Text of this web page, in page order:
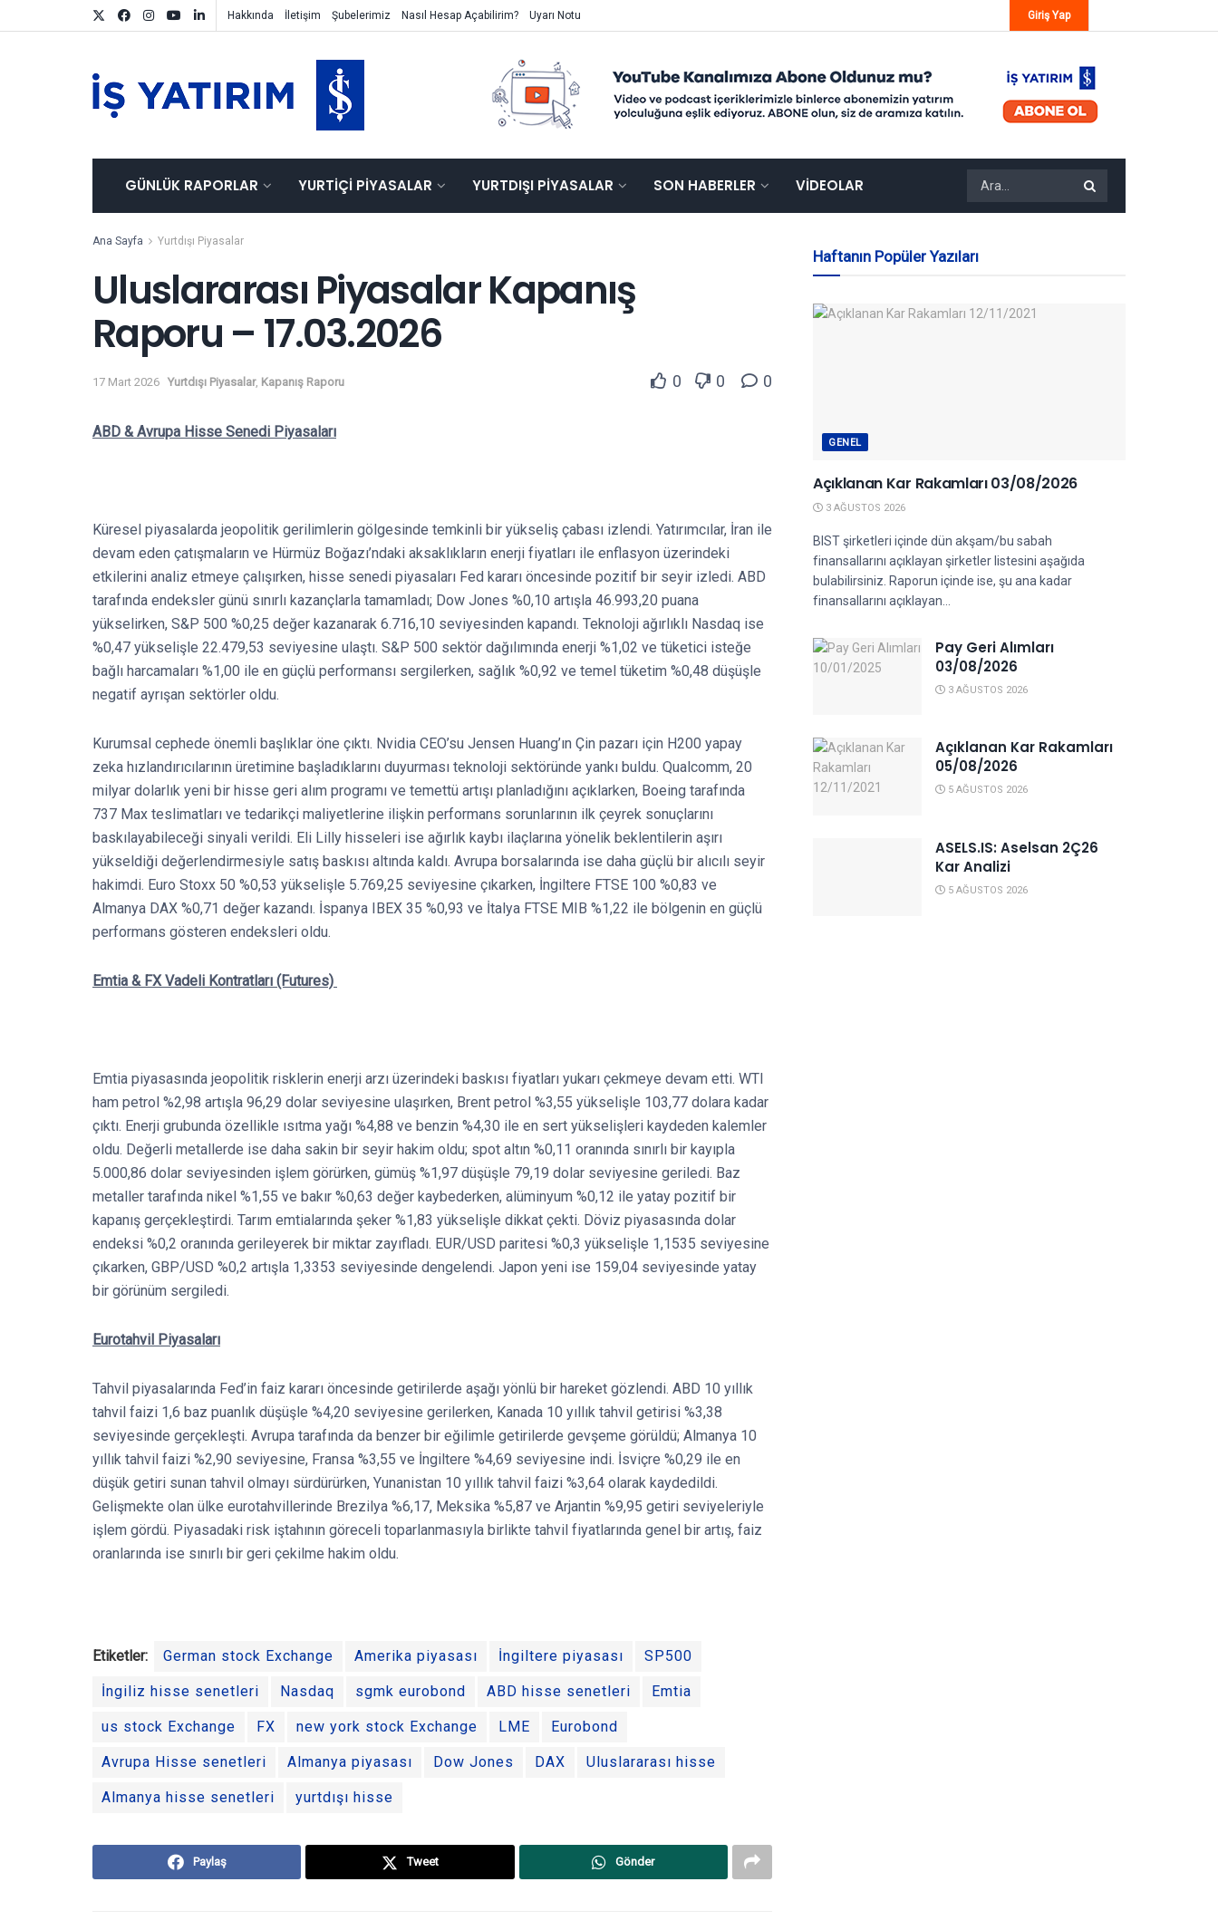
Hakkında İletişim Şubelerimiz Nasıl Hesap Açabilirim? Uyarı Notu Giriş Yap
GÜNLÜK RAPORLAR YURTIÇI PIYASALAR YURTDIŞI PIYASALAR SON HABERLER VIDEOLAR
Ana Sayfa Yurtdışı Piyasalar
Uluslararası Piyasalar Kapanış
Raporu – 17.03.2026
17 Mart 2026 Yurtdışı Piyasalar, Kapanış Raporu 0 0 0
ABD & Avrupa Hisse Senedi Piyasaları
Küresel piyasalarda jeopolitik gerilimlerin gölgesinde temkinli bir yükseliş çabası izlendi. Yatırımcılar, İran ile
devam eden çatışmaların ve Hürmüz Boğazı’ndaki aksaklıkların enerji fiyatları ile enflasyon üzerindeki
etkilerini analiz etmeye çalışırken, hisse senedi piyasaları Fed kararı öncesinde pozitif bir seyir izledi. ABD
tarafında endeksler günü sınırlı kazançlarla tamamladı; Dow Jones %0,10 artışla 46.993,20 puana
yükselirken, S&P 500 %0,25 değer kazanarak 6.716,10 seviyesinden kapandı. Teknoloji ağırlıklı Nasdaq ise
%0,47 yükselişle 22.479,53 seviyesine ulaştı. S&P 500 sektör dağılımında enerji %1,02 ve tüketici isteğe
bağlı harcamaları %1,00 ile en güçlü performansı sergilerken, sağlık %0,92 ve temel tüketim %0,48 düşüşle
negatif ayrışan sektörler oldu.
Kurumsal cephede önemli başlıklar öne çıktı. Nvidia CEO’su Jensen Huang’ın Çin pazarı için H200 yapay
zeka hızlandırıcılarının üretimine başladıklarını duyurması teknoloji sektöründe yankı buldu. Qualcomm, 20
milyar dolarlık yeni bir hisse geri alım programı ve temettü artışı planladığını açıklarken, Boeing tarafında
737 Max teslimatları ve tedarikçi maliyetlerine ilişkin performans sorunlarının ilk çeyrek sonuçlarını
baskılayabileceği sinyali verildi. Eli Lilly hisseleri ise ağırlık kaybı ilaçlarına yönelik beklentilerin aşırı
yükseldiği değerlendirmesiyle satış baskısı altında kaldı. Avrupa borsalarında ise daha güçlü bir alıcılı seyir
hakimdi. Euro Stoxx 50 %0,53 yükselişle 5.769,25 seviyesine çıkarken, İngiltere FTSE 100 %0,83 ve
Almanya DAX %0,71 değer kazandı. İspanya IBEX 35 %0,93 ve İtalya FTSE MIB %1,22 ile bölgenin en güçlü
performans gösteren endeksleri oldu.
Emtia & FX Vadeli Kontratları (Futures)
Emtia piyasasında jeopolitik risklerin enerji arzı üzerindeki baskısı fiyatları yukarı çekmeye devam etti. WTI
ham petrol %2,98 artışla 96,29 dolar seviyesine ulaşırken, Brent petrol %3,55 yükselişle 103,77 dolara kadar
çıktı. Enerji grubunda özellikle ısıtma yağı %4,88 ve benzin %4,30 ile en sert yükselişleri kaydeden kalemler
oldu. Değerli metallerde ise daha sakin bir seyir hakim oldu; spot altın %0,11 oranında sınırlı bir kayıpla
5.000,86 dolar seviyesinden işlem görürken, gümüş %1,97 düşüşle 79,19 dolar seviyesine geriledi. Baz
metaller tarafında nikel %1,55 ve bakır %0,63 değer kaybederken, alüminyum %0,12 ile yatay pozitif bir
kapanış gerçekleştirdi. Tarım emtialarında şeker %1,83 yükselişle dikkat çekti. Döviz piyasasında dolar
endeksi %0,2 oranında gerileyerek bir miktar zayıfladı. EUR/USD paritesi %0,3 yükselişle 1,1535 seviyesine
çıkarken, GBP/USD %0,2 artışla 1,3353 seviyesinde dengelendi. Japon yeni ise 159,04 seviyesinde yatay
bir görünüm sergiledi.
Eurotahvil Piyasaları
Tahvil piyasalarında Fed’in faiz kararı öncesinde getirilerde aşağı yönlü bir hareket gözlendi. ABD 10 yıllık
tahvil faizi 1,6 baz puanlık düşüşle %4,20 seviyesine gerilerken, Kanada 10 yıllık tahvil getirisi %3,38
seviyesinde gerçekleşti. Avrupa tarafında da benzer bir eğilimle getirilerde gevşeme görüldü; Almanya 10
yıllık tahvil faizi %2,90 seviyesine, Fransa %3,55 ve İngiltere %4,69 seviyesine indi. İsviçre %0,29 ile en
düşük getiri sunan tahvil olmayı sürdürürken, Yunanistan 10 yıllık tahvil faizi %3,64 olarak kaydedildi.
Gelişmekte olan ülke eurotahvillerinde Brezilya %6,17, Meksika %5,87 ve Arjantin %9,95 getiri seviyeleriyle
işlem gördü. Piyasadaki risk iştahının göreceli toparlanmasıyla birlikte tahvil fiyatlarında genel bir artış, faiz
oranlarında ise sınırlı bir geri çekilme hakim oldu.
Etiketler: German stock Exchange Amerika piyasası İngiltere piyasası SP500
İngiliz hisse senetleri Nasdaq sgmk eurobond ABD hisse senetleri Emtia
us stock Exchange FX new york stock Exchange LME Eurobond
Avrupa Hisse senetleri Almanya piyasası Dow Jones DAX Uluslararası hisse
Almanya hisse senetleri yurtdışı hisse
Paylaş Tweet Gönder
Haftanın Popüler Yazıları
GENEL
Açıklanan Kar Rakamları 03/08/2026
3 AĞUSTOS 2026
BIST şirketleri içinde dün akşam/bu sabah
finansallarını açıklayan şirketler listesini aşağıda
bulabilirsiniz. Raporun içinde ise, şu ana kadar
finansallarını açıklayan...
Pay Geri Alımları
03/08/2026
3 AĞUSTOS 2026
Açıklanan Kar Rakamları
05/08/2026
5 AĞUSTOS 2026
ASELS.IS: Aselsan 2Ç26
Kar Analizi
5 AĞUSTOS 2026